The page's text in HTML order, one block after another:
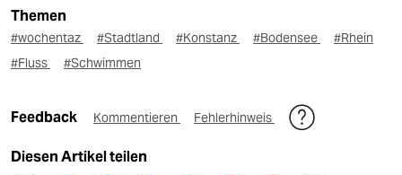
Themen
#wochentaz #Stadtland #Konstanz #Bodensee
#Rhein
#Fluss
#Schwimmen
Feedback Kommentieren Fehlerhinweis
Diesen Artikel teilen